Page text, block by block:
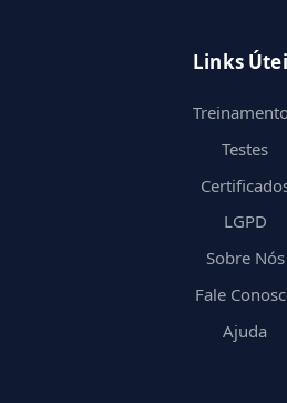
Links
Testes
LGPD
Sobre Nós
Fale
Ajuda